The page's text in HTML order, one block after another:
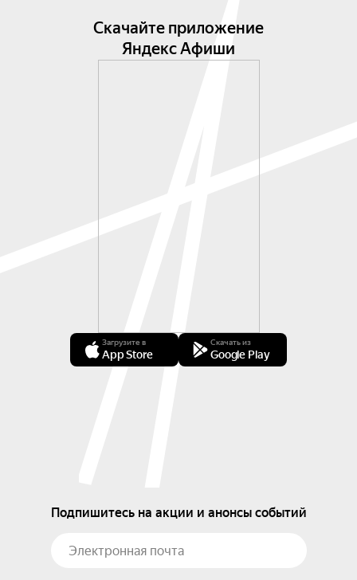
Скачайте приложение
Яндекс Афиши
Загрузите в
App Store
Скачать из
Google Play
Подпишитесь на акции и анонсы событий